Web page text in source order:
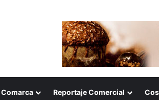
Comarca Reportaje Comercial